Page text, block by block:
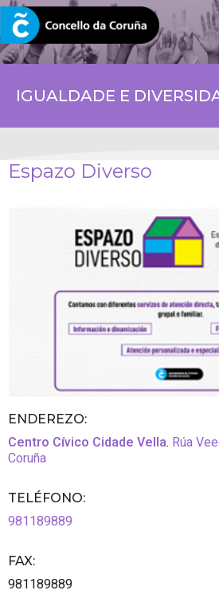
IGUALDADE E
CORUNA.GAL
Espazo Diverso
ENDEREZO:
Centro Cívico Cidade Vella. Rúa
Coruña
TELÉFONO:
981189889
FAX:
981189889